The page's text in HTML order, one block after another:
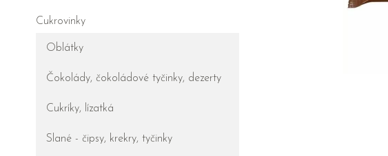
Cukrovinky
Oblátky
Čokolády, čokoládové tyčinky, dezerty
Cukríky, lízatká
Slané - čipsy, krekry, tyčinky